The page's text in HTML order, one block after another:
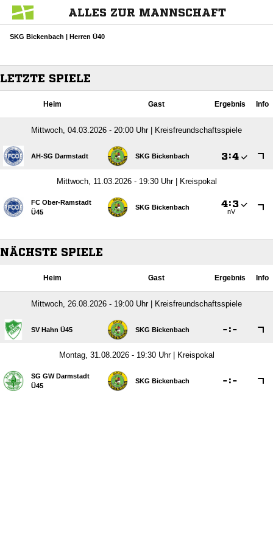
ALLES ZUR MANNSCHAFT
SKG Bickenbach | Herren Ü40
LETZTE SPIELE
Heim Gast Ergebnis Info
Mittwoch, 04.03.2026 - 20:00 Uhr | Kreisfreundschaftsspiele
AH-SG Darmstadt SKG Bickenbach :
Mittwoch, 11.03.2026 - 19:30 Uhr | Kreispokal
FC Ober-Ramstadt
Ü45
SKG Bickenbach :
nV
NÄCHSTE SPIELE
Heim Gast Ergebnis Info
Mittwoch, 26.08.2026 - 19:00 Uhr | Kreisfreundschaftsspiele
SV Hahn Ü45 SKG Bickenbach :
Montag, 31.08.2026 - 19:30 Uhr | Kreispokal
SG GW Darmstadt
Ü45
SKG Bickenbach :